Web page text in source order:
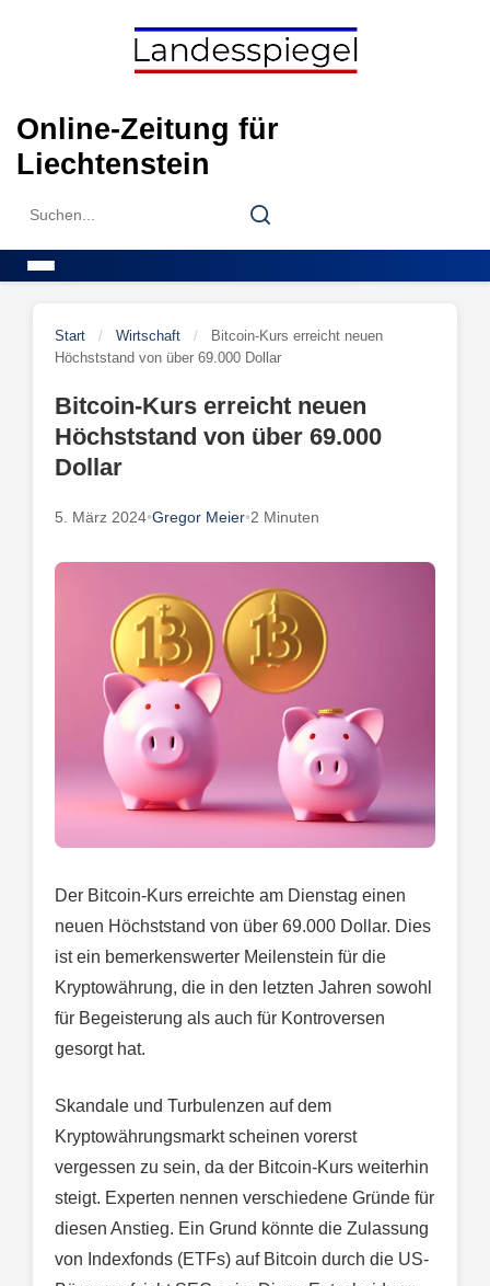
Online-Zeitung für
Liechtenstein
Search
Search
Start / Wirtschaft /
Bitcoin-Kurs erreicht neuen
Höchststand von über 69.000 Dollar
Bitcoin-Kurs erreicht neuen
Höchststand von über 69.000
Dollar
5. März 2024•Gregor Meier•2 Minuten
Der Bitcoin-Kurs erreichte am Dienstag einen
neuen Höchststand von über 69.000 Dollar. Dies
ist ein bemerkenswerter Meilenstein für die
Kryptowährung, die in den letzten Jahren sowohl
für Begeisterung als auch für Kontroversen
gesorgt hat.
Skandale und Turbulenzen auf dem
Kryptowährungsmarkt scheinen vorerst
vergessen zu sein, da der Bitcoin-Kurs weiterhin
steigt. Experten nennen verschiedene Gründe für
diesen Anstieg. Ein Grund könnte die Zulassung
von Indexfonds (ETFs) auf Bitcoin durch die US-